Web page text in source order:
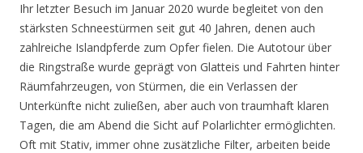
Ihr letzter Besuch im Januar 2020 wurde begleitet von den
stärksten Schneestürmen seit gut 40 Jahren, denen auch
zahlreiche Islandpferde zum Opfer fielen. Die Autotour über
die Ringstraße wurde geprägt von Glatteis und Fahrten hinter
Räumfahrzeugen, von Stürmen, die ein Verlassen der
Unterkünfte nicht zuließen, aber auch von traumhaft klaren
Tagen, die am Abend die Sicht auf Polarlichter ermöglichten.
Oft mit Stativ, immer ohne zusätzliche Filter, arbeiten beide